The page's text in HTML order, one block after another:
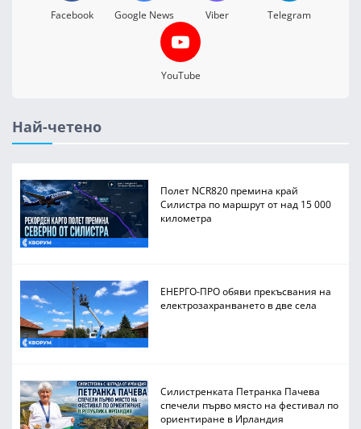
Facebook Google News Viber Telegram
YouTube
Най-четено
Полет NCR820 премина край
Силистра по маршрут от над 15 000
километра
ЕНЕРГО-ПРО обяви прекъсвания на
електрозахранването в две села
Силистренката Петранка Пачева
спечели първо място на фестивал по
ориентиране в Ирландия